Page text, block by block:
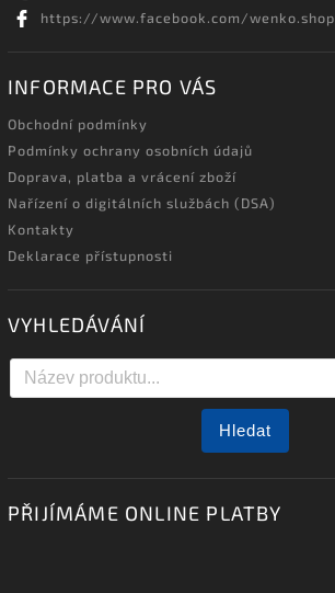
https://www.facebook.com/wenko.shop
INFORMACE PRO VÁS
Obchodní podmínky
Podmínky ochrany osobních údajů
Doprava, platba a vrácení zboží
Nařízení o digitálních službách (DSA)
Kontakty
Deklarace přístupnosti
VYHLEDÁVÁNÍ
Hledat
PŘIJÍMÁME ONLINE PLATBY